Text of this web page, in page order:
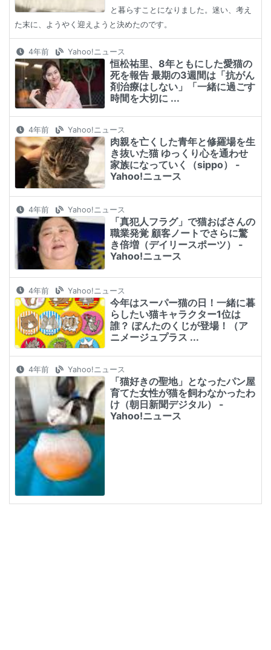
と暮らすことになりました。迷い、考え
た末に、ようやく迎えようと決めたのです。
4年前 Yahoo!ニュース
恒松祐里、8年ともにした愛猫の
死を報告 最期の3週間は「抗がん
剤治療はしない」「一緒に過ごす
時間を大切に ...
4年前 Yahoo!ニュース
肉親を亡くした青年と修羅場を生
き抜いた猫 ゆっくり心を通わせ
家族になっていく（sippo） -
Yahoo!ニュース
4年前 Yahoo!ニュース
「真犯人フラグ」で猫おばさんの
職業発覚 顧客ノートでさらに驚
き倍増（デイリースポーツ） -
Yahoo!ニュース
4年前 Yahoo!ニュース
今年はスーパー猫の日！一緒に暮
らしたい猫キャラクター1位は
誰？ ぽんたのくじが登場！（ア
ニメージュプラス ...
4年前 Yahoo!ニュース
「猫好きの聖地」となったパン屋
育てた女性が猫を飼わなかったわ
け（朝日新聞デジタル） -
Yahoo!ニュース